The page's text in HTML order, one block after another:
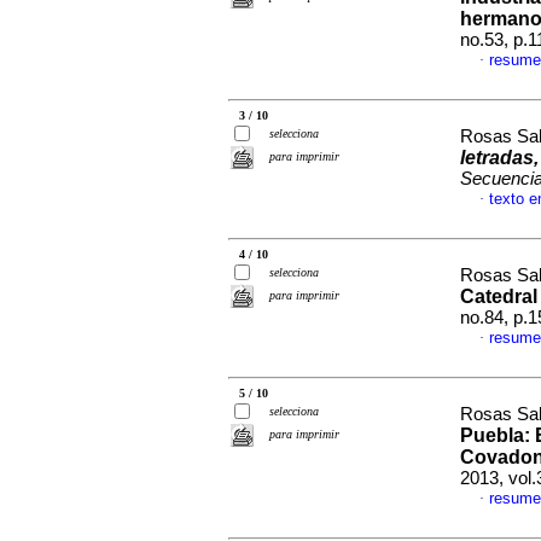
no.53,
·
3 / 10
selecciona
para imprimir
Rosas
· texto
4 / 10
selecciona
para imprimir
Rosas
no.84,
·
5 / 10
selecciona
para imprimir
Rosas
Puebla:
2013,
·